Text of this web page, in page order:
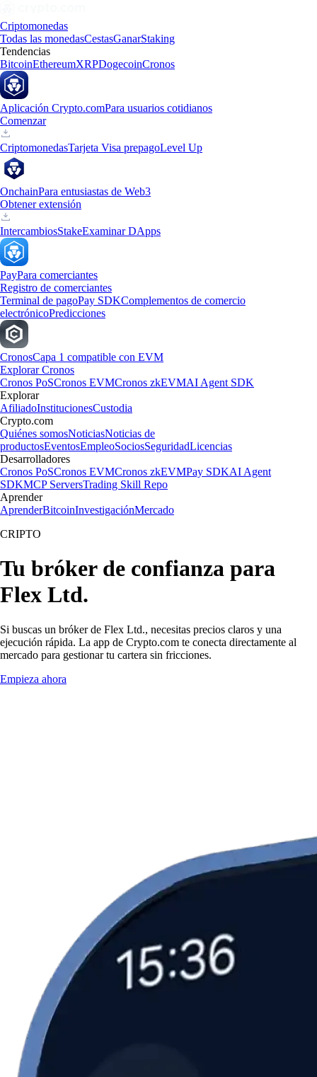
Criptomonedas
Todas las monedasCestasGanarStaking
Tendencias
BitcoinEthereumXRPDogecoinCronos
Aplicación Crypto.comPara usuarios cotidianos
Comenzar
CriptomonedasTarjeta Visa prepagoLevel Up
OnchainPara entusiastas de Web3
Obtener extensión
IntercambiosStakeExaminar DApps
PayPara comerciantes
Registro de comerciantes
Terminal de pagoPay SDKComplementos de comercio
electrónicoPredicciones
CronosCapa 1 compatible con EVM
Explorar Cronos
Cronos PoSCronos EVMCronos zkEVMAI Agent SDK
Explorar
AfiliadoInstitucionesCustodia
Crypto.com
Quiénes somosNoticiasNoticias de
productosEventosEmpleoSociosSeguridadLicencias
Desarrolladores
Cronos PoSCronos EVMCronos zkEVMPay SDKAI Agent
SDKMCP ServersTrading Skill Repo
Aprender
AprenderBitcoinInvestigaciónMercado
CRIPTO
Tu bróker de confianza para
Flex Ltd.
Si buscas un bróker de Flex Ltd., necesitas precios claros y una
ejecución rápida. La app de Crypto.com te conecta directamente al
mercado para gestionar tu cartera sin fricciones.
Empieza ahora